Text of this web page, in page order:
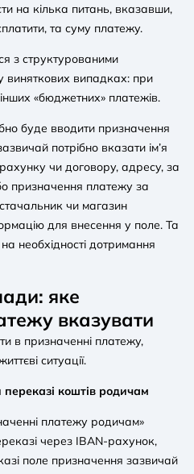
на кілька питань, вказавши,
та суму платежу.
з структурованими
випадках: при
«бюджетних» платежів.
буде вводити призначення
потрібно вказати ім’я
чи договору, адресу, за
призначення платежу за
чи магазин
для внесення у поле. Та
необхідності дотримання
яке
вказувати
в призначенні платежу,
ситуації.
коштів родичам
платежу родичам»
через IBAN-рахунок,
поле призначення зазвичай